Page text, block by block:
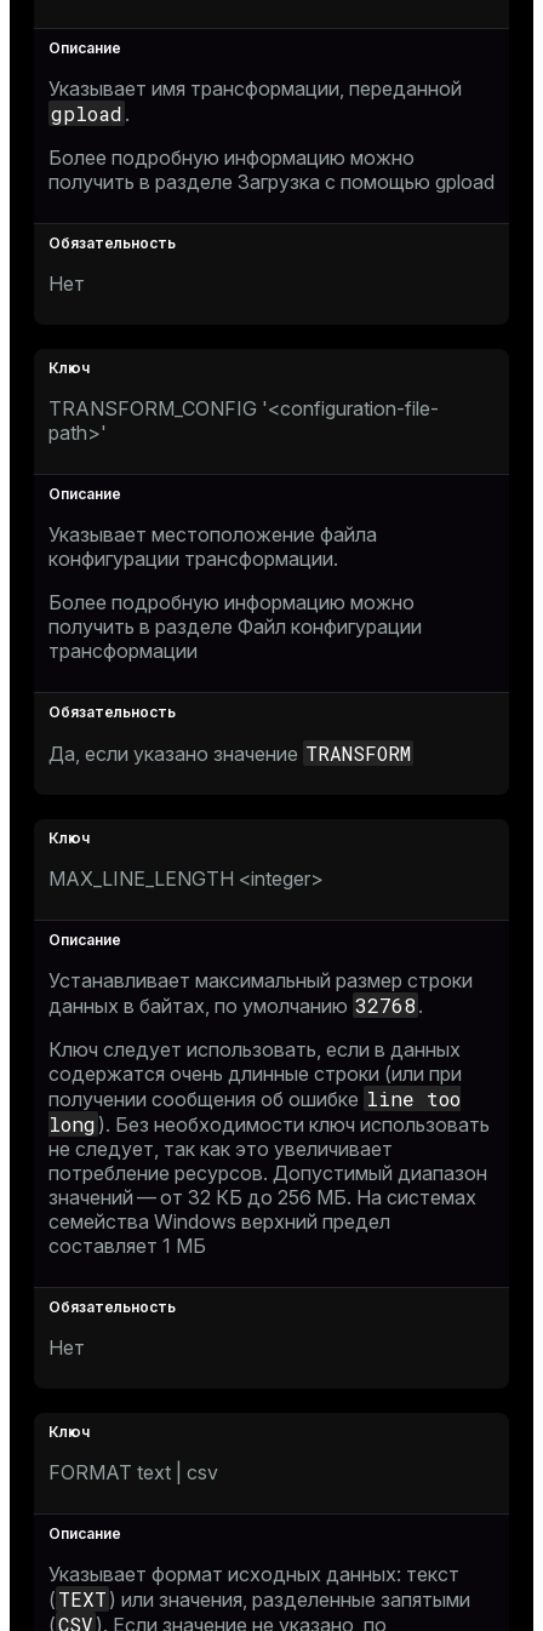
Указывает имя трансформации, переданной
gpload .
Более подробную информацию можно
получить в разделе Загрузка с помощью gpload
Нет
TRANSFORM_CONFIG '<configuration-file-
path>'
Указывает местоположение файла
конфигурации трансформации.
Более подробную информацию можно
получить в разделе Файл конфигурации
трансформации
Да, если указано значение TRANSFORM
MAX_LINE_LENGTH <integer>
Устанавливает максимальный размер строки
данных в байтах, по умолчанию 32768 .
Ключ следует использовать, если в данных
содержатся очень длинные строки (или при
получении сообщения об ошибке line too
long ). Без необходимости ключ использовать
не следует, так как это увеличивает
потребление ресурсов. Допустимый диапазон
значений — от 32 КБ до 256 МБ. На системах
семейства Windows верхний предел
составляет 1 МБ
Нет
FORMAT text | csv
Указывает формат исходных данных: текст
( TEXT ) или значения, разделенные запятыми
(CSV ). Если значение не указано, по